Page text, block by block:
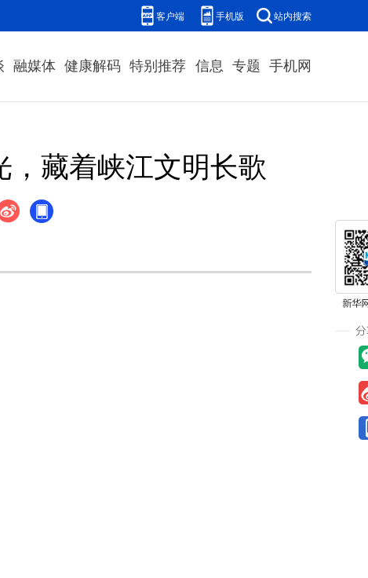
客户端 手机版 站内搜索
融媒体 健康解码 特别推荐 信息 专题 手机网
，藏着峡江文明长歌